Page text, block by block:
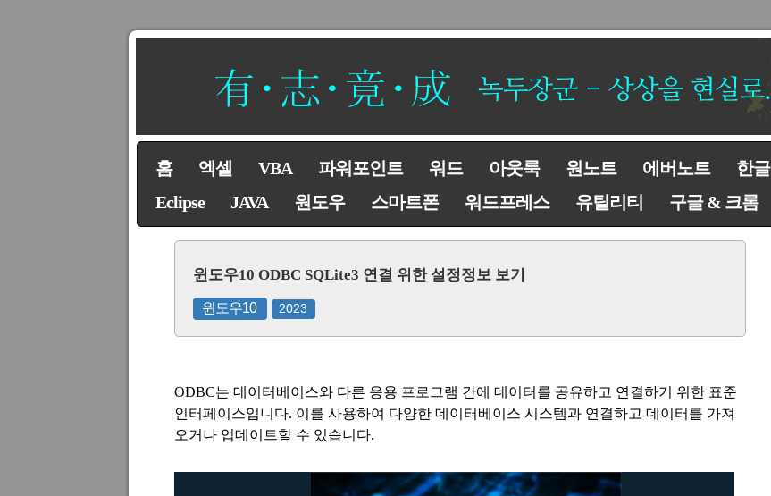
홈 엑셀 VBA 파워포인트 워드 아웃룩 원노트 에버노트 한글
Eclipse
JAVA 원도우 스마트폰 워드프레스 유틸리티 구글 & 크롬
윈도우10 ODBC SQLite3 연결 위한 설정정보 보기
윈도우10 2023
ODBC는 데이터베이스와 다른 응용 프로그램 간에 데이터를 공유하고 연결하기 위한 표준
인터페이스입니다. 이를 사용하여 다양한 데이터베이스 시스템과 연결하고 데이터를 가져
오거나 업데이트할 수 있습니다.